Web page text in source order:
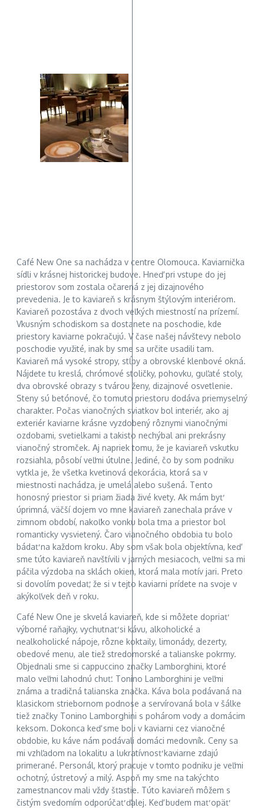
Café New One sa nachádza v centre Olomouca. Kaviarnička
sídli v krásnej historickej budove. Hneď pri vstupe do jej
priestorov som zostala očarená z jej dizajnového
prevedenia. Je to kaviareň s krásnym štýlovým interiérom.
Kaviareň pozostáva z dvoch veľkých miestností na prízemí.
Vkusným schodiskom sa dostanete na poschodie, kde
priestory kaviarne pokračujú. V čase našej návštevy nebolo
poschodie využité, inak by sme sa určite usadili tam.
Kaviareň má vysoké stropy, stĺpy a obrovské klenbové okná.
Nájdete tu kreslá, chrómové stoličky, pohovku, guľaté stoly,
dva obrovské obrazy s tvárou ženy, dizajnové osvetlenie.
Steny sú betónové, čo tomuto priestoru dodáva priemyselný
charakter. Počas vianočných sviatkov bol interiér, ako aj
exteriér kaviarne krásne vyzdobený rôznymi vianočnými
ozdobami, svetielkami a takisto nechýbal ani prekrásny
vianočný stromček. Aj napriek tomu, že je kaviareň vskutku
rozsiahla, pôsobí veľmi útulne. Jediné, čo by som podniku
vytkla je, že všetka kvetinová dekorácia, ktorá sa v
miestnosti nachádza, je umelá alebo sušená. Tento
honosný priestor si priam žiada živé kvety. Ak mám byť
úprimná, väčší dojem vo mne kaviareň zanechala práve v
zimnom období, nakoľko vonku bola tma a priestor bol
romanticky vysvietený. Čaro vianočného obdobia tu bolo
bádať na každom kroku. Aby som však bola objektívna, keď
sme túto kaviareň navštívili v jarných mesiacoch, veľmi sa mi
páčila výzdoba na sklách okien, ktorá mala motív jari. Preto
si dovolím povedať, že si v tejto kaviarni prídete na svoje v
akýkoľvek deň v roku.
Café New One je skvelá kaviareň, kde si môžete dopriať
výborné raňajky, vychutnať si kávu, alkoholické a
nealkoholické nápoje, rôzne koktaily, limonády, dezerty,
obedové menu, ale tiež stredomorské a talianske pokrmy.
Objednali sme si cappuccino značky Lamborghini, ktoré
malo veľmi lahodnú chuť. Tonino Lamborghini je veľmi
známa a tradičná talianska značka. Káva bola podávaná na
klasickom striebornom podnose a servírovaná bola v šálke
tiež značky Tonino Lamborghini s pohárom vody a domácim
keksom. Dokonca keď sme boli v kaviarni cez vianočné
obdobie, ku káve nám podávali domáci medovník. Ceny sa
mi vzhľadom na lokalitu a lukratívnosť kaviarne zdajú
primerané. Personál, ktorý pracuje v tomto podniku je veľmi
ochotný, ústretový a milý. Aspoň my sme na takýchto
zamestnancov mali vždy šťastie. Túto kaviareň môžem s
čistým svedomím odporúčať ďalej. Keď budem mať opäť